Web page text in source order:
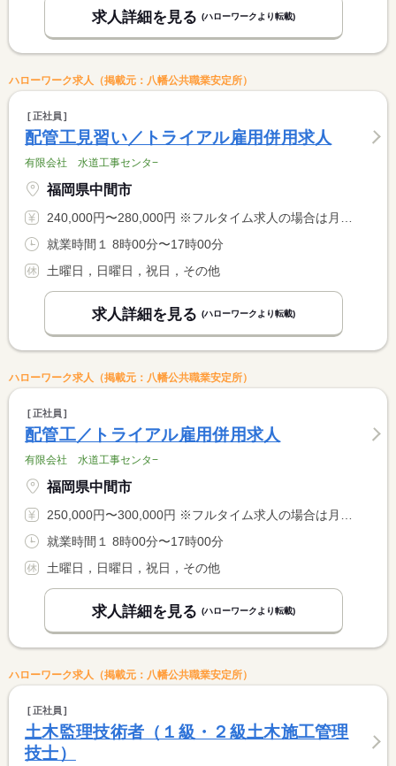
求人詳細を見る (ハローワークより転載)
ハローワーク求人（掲載元：八幡公共職業安定所）
正社員
配管工見習い／トライアル雇用併用求人
有限会社 水道工事センタ−
福岡県中間市
240,000円〜280,000円 ※フルタイム求人の場合は月額（換算額）、パート求人の場合は時間額を表示しています。
就業時間１ 8時00分〜17時00分
土曜日，日曜日，祝日，その他
求人詳細を見る (ハローワークより転載)
ハローワーク求人（掲載元：八幡公共職業安定所）
正社員
配管工／トライアル雇用併用求人
有限会社 水道工事センタ−
福岡県中間市
250,000円〜300,000円 ※フルタイム求人の場合は月額（換算額）、パート求人の場合は時間額を表示しています。
就業時間１ 8時00分〜17時00分
土曜日，日曜日，祝日，その他
求人詳細を見る (ハローワークより転載)
ハローワーク求人（掲載元：八幡公共職業安定所）
正社員
土木監理技術者（１級・２級土木施工管理
技士）